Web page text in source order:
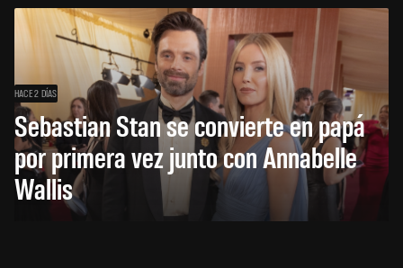
HACE 2 DÍAS
Sebastian Stan se convierte en papá
por primera vez junto con Annabelle
Wallis